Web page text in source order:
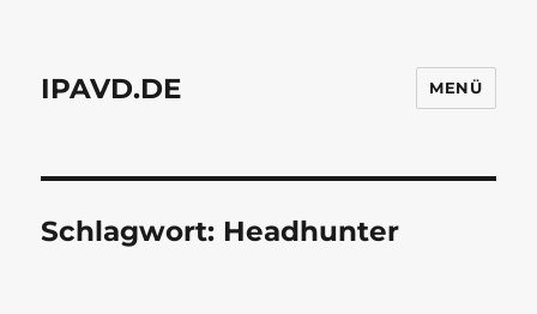
IPAVD.DE MENÜ
Schlagwort: Headhunter